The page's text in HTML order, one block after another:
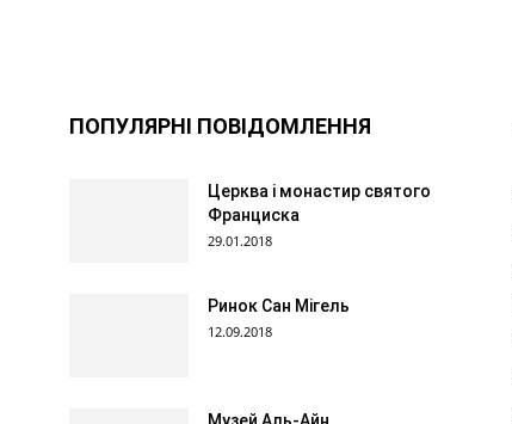
ПОПУЛЯРНІ ПОВІДОМЛЕННЯ
Церква і монастир святого
Франциска
29.01.2018
Ринок Сан Мігель
12.09.2018